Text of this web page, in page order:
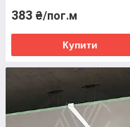
Доставка
383 ₴/пог.м
Купити